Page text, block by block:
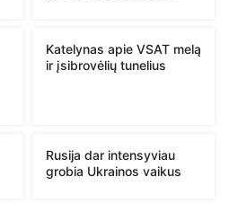
Katelynas apie VSAT melą
ir įsibrovėlių tunelius
Rusija dar intensyviau
grobia Ukrainos vaikus